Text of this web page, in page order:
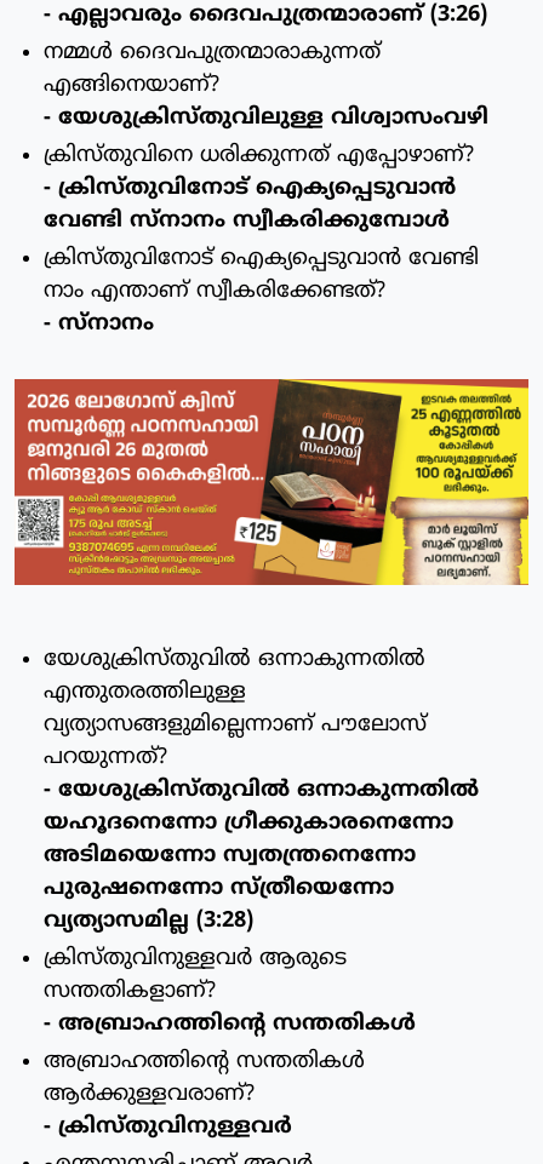
- എല്ലാവരും ദൈവപുത്രന്മാരാണ് (3:26)
നമ്മള്‍ ദൈവപുത്രന്മാരാകുന്നത്
എങ്ങിനെയാണ്?
- യേശുക്രിസ്തുവിലുള്ള വിശ്വാസംവഴി
ക്രിസ്തുവിനെ ധരിക്കുന്നത് എപ്പോഴാണ്?
- ക്രിസ്തുവിനോട് ഐക്യപ്പെടുവാന്‍
വേണ്ടി സ്നാനം സ്വീകരിക്കുമ്പോള്‍
ക്രിസ്തുവിനോട് ഐക്യപ്പെടുവാന്‍ വേണ്ടി
നാം എന്താണ് സ്വീകരിക്കേണ്ടത്?
- സ്നാനം
യേശുക്രിസ്തുവില്‍ ഒന്നാകുന്നതില്‍
എന്തുതരത്തിലുള്ള
വ്യത്യാസങ്ങളുമില്ലെന്നാണ് പൗലോസ്
പറയുന്നത്?
- യേശുക്രിസ്തുവില്‍ ഒന്നാകുന്നതില്‍
യഹൂദനെന്നോ ഗ്രീക്കുകാരനെന്നോ
അടിമയെന്നോ സ്വതന്ത്രനെന്നോ
പുരുഷനെന്നോ സ്ത്രീയെന്നോ
വ്യത്യാസമില്ല (3:28)
ക്രിസ്തുവിനുള്ളവര്‍ ആരുടെ
സന്തതികളാണ്?
- അബ്രാഹത്തിന്റെ സന്തതികള്‍
അബ്രാഹത്തിന്റെ സന്തതികള്‍
ആര്‍ക്കുള്ളവരാണ്?
- ക്രിസ്തുവിനുള്ളവര്‍